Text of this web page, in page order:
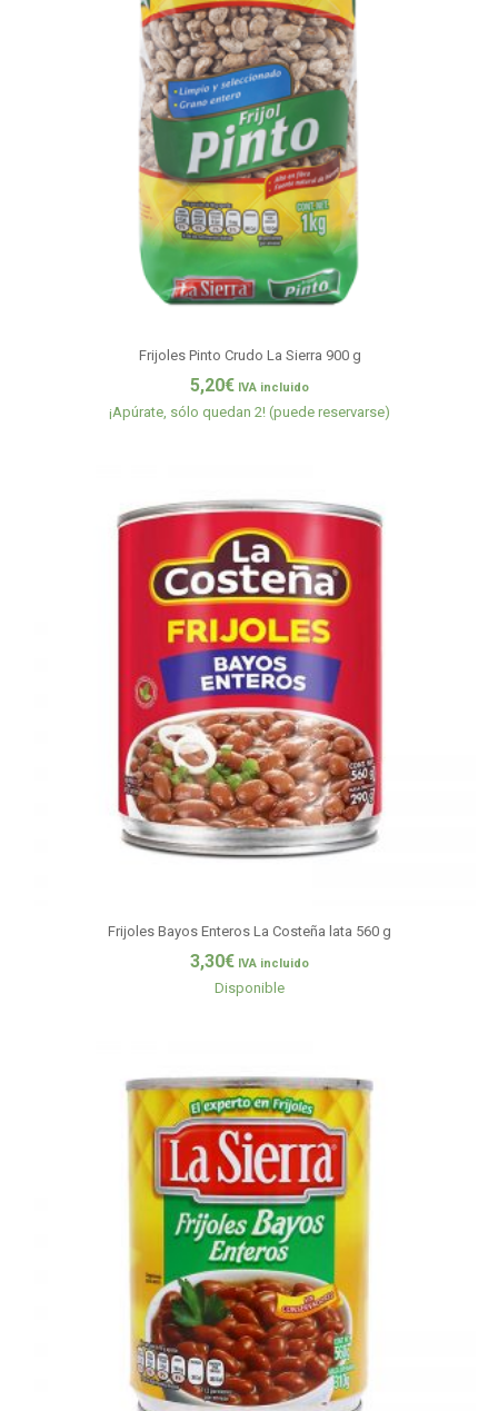
Frijoles Pinto Crudo La Sierra 900 g
5,20€ IVA incluido
¡Apúrate, sólo quedan 2! (puede reservarse)
Frijoles Bayos Enteros La Costeña lata 560 g
3,30€ IVA incluido
Disponible